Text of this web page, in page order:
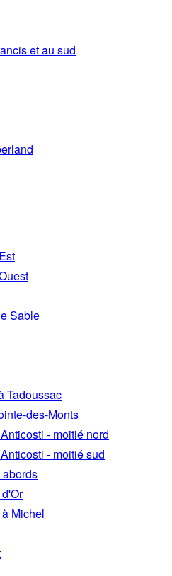
et au sud
Sable
Tadoussac
des-Monts
- moitié nord
- moitié sud
Michel